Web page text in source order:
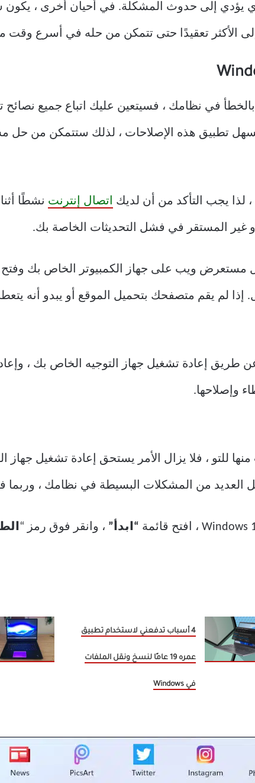
يؤدي إلى حدوث المشكلة. في أحيان أخرى ،
الأكثر تعقيدًا حتى تتمكن من حله في أسرع وقت
في نظامك ، فسيتعين عليك اتباع جميع نصائح
تطبيق هذه الإصلاحات ، لذلك ستتمكن من
اتصال إنترنت نشطًا
غير المستقر في فشل التحديثات الخاصة بك.
مستعرض ويب على جهاز الكمبيوتر الخاص بك وفتح
لم يقم متصفحك بتحميل الموقع أو يبدو أنه
وإصلاحها.
للتو ، فلا يزال الأمر يستحق إعادة تشغيل جهاز
العديد من المشكلات البسيطة في نظامك ، وربما
“ابدأ” ، وانقر فوق رمز “
4 أسباب تدفعني لاستخدام تطبيق
عمره 19 عامًا لنسخ ونقل الملفات
في Windows